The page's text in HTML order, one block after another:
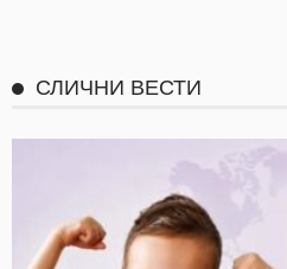
СЛИЧНИ ВЕСТИ